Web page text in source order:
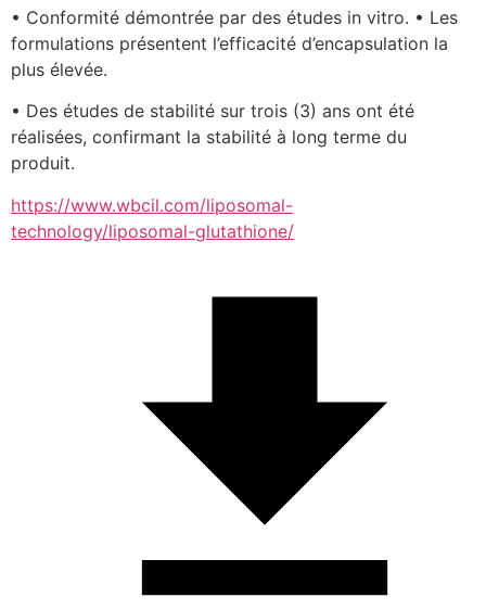
• Conformité démontrée par des études in vitro. • Les
formulations présentent l’efficacité d’encapsulation la
plus élevée.
• Des études de stabilité sur trois (3) ans ont été
réalisées, confirmant la stabilité à long terme du
produit.
https://www.wbcil.com/liposomal-
technology/liposomal-glutathione/